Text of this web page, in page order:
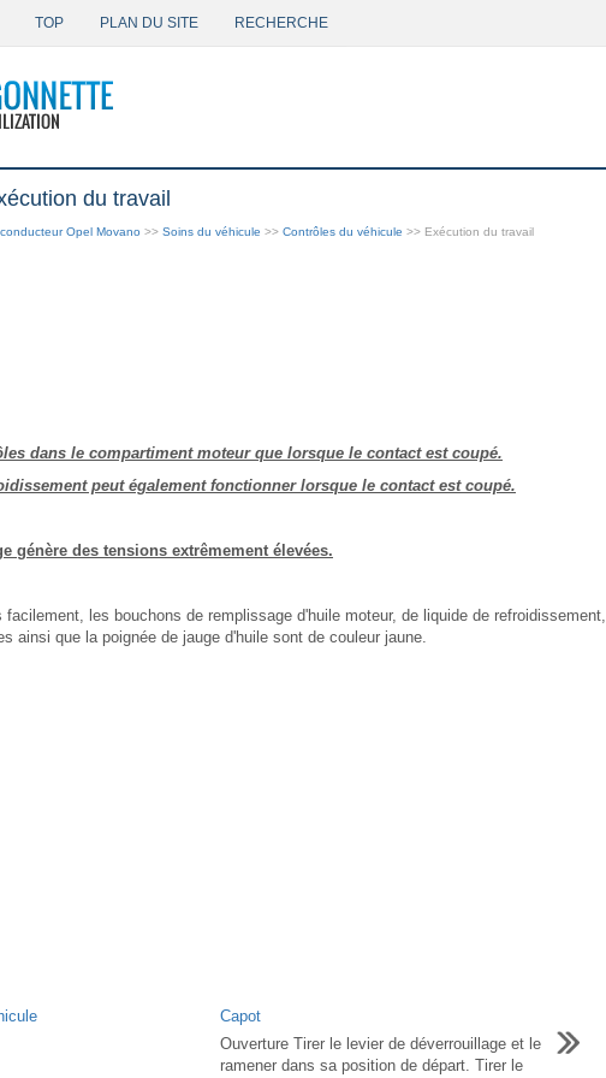
TOP PLAN DU SITE RECHERCHE
du travail
Opel Movano >> Soins du véhicule >> Contrôles du véhicule >> Exécution du travail
dans le compartiment moteur que lorsque le contact est coupé.
peut également fonctionner lorsque le contact est coupé.
génère des tensions extrêmement élevées.
facilement, les bouchons de remplissage d'huile moteur, de liquide de refroidissement,
ainsi que la poignée de jauge d'huile sont de couleur jaune.
Capot
Ouverture Tirer le levier de déverrouillage et le
ramener dans sa position de départ. Tirer le